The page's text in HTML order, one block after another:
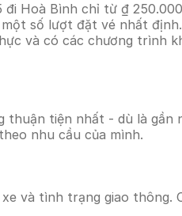
đi Hoà Bình chỉ từ ₫
số lượt đặt vé nhất định.
và có các chương trình
thuận tiện nhất - dù là gần
nhu cầu của mình.
và tình trạng giao thông.